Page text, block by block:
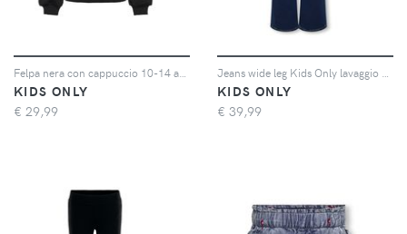
KIDS ONLY
€ 29,99
KIDS ONLY
€ 39,99